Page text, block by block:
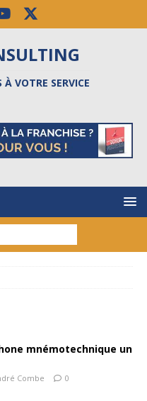
VOTRE SERVICE
mnémotechnique un
Combe 0